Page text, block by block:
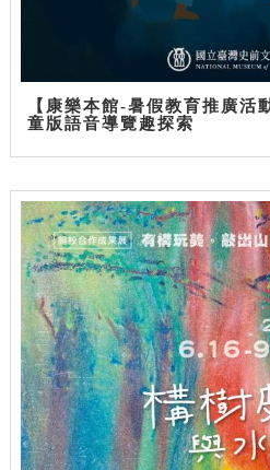
【康樂本館-暑假教育推廣
童版語音導覽趣探索